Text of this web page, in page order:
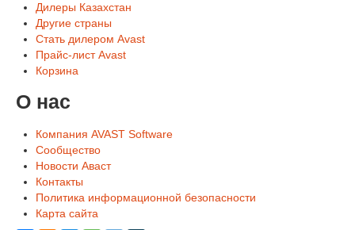
Дилеры Казахстан
Другие страны
Стать дилером Avast
Прайс-лист Avast
Корзина
О нас
Компания AVAST Software
Сообщество
Новости Аваст
Контакты
Политика информационной безопасности
Карта сайта